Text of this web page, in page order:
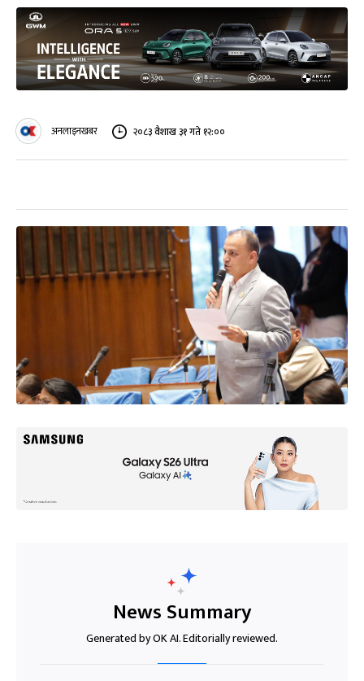
अनलाइनखबर २०८३ वैशाख ३१ गते १२:००
News Summary
Generated by OK AI. Editorially reviewed.